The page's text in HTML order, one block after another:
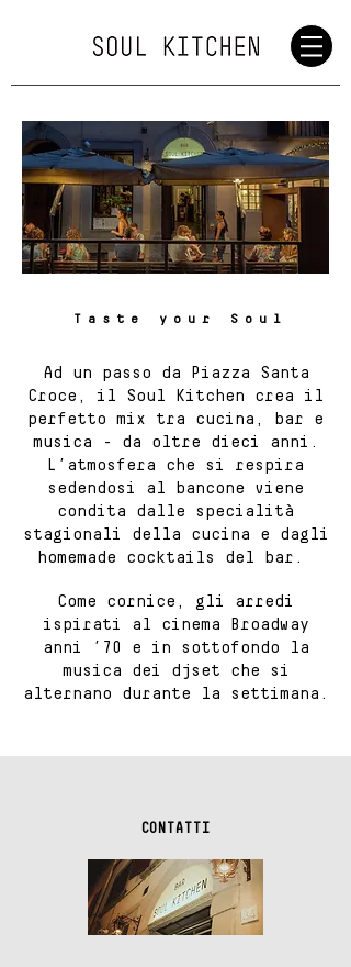
Taste your Soul
Ad un passo da Piazza Santa
Croce, il Soul Kitchen crea il
perfetto mix tra cucina, bar e
musica - da oltre dieci anni.
L’atmosfera che si respira
sedendosi al bancone viene
condita dalle specialità
stagionali della cucina e dagli
homemade cocktails del bar.
Come cornice, gli arredi
ispirati al cinema Broadway
anni ’70 e in sottofondo la
musica dei djset che si
alternano durante la settimana.
CONTATTI